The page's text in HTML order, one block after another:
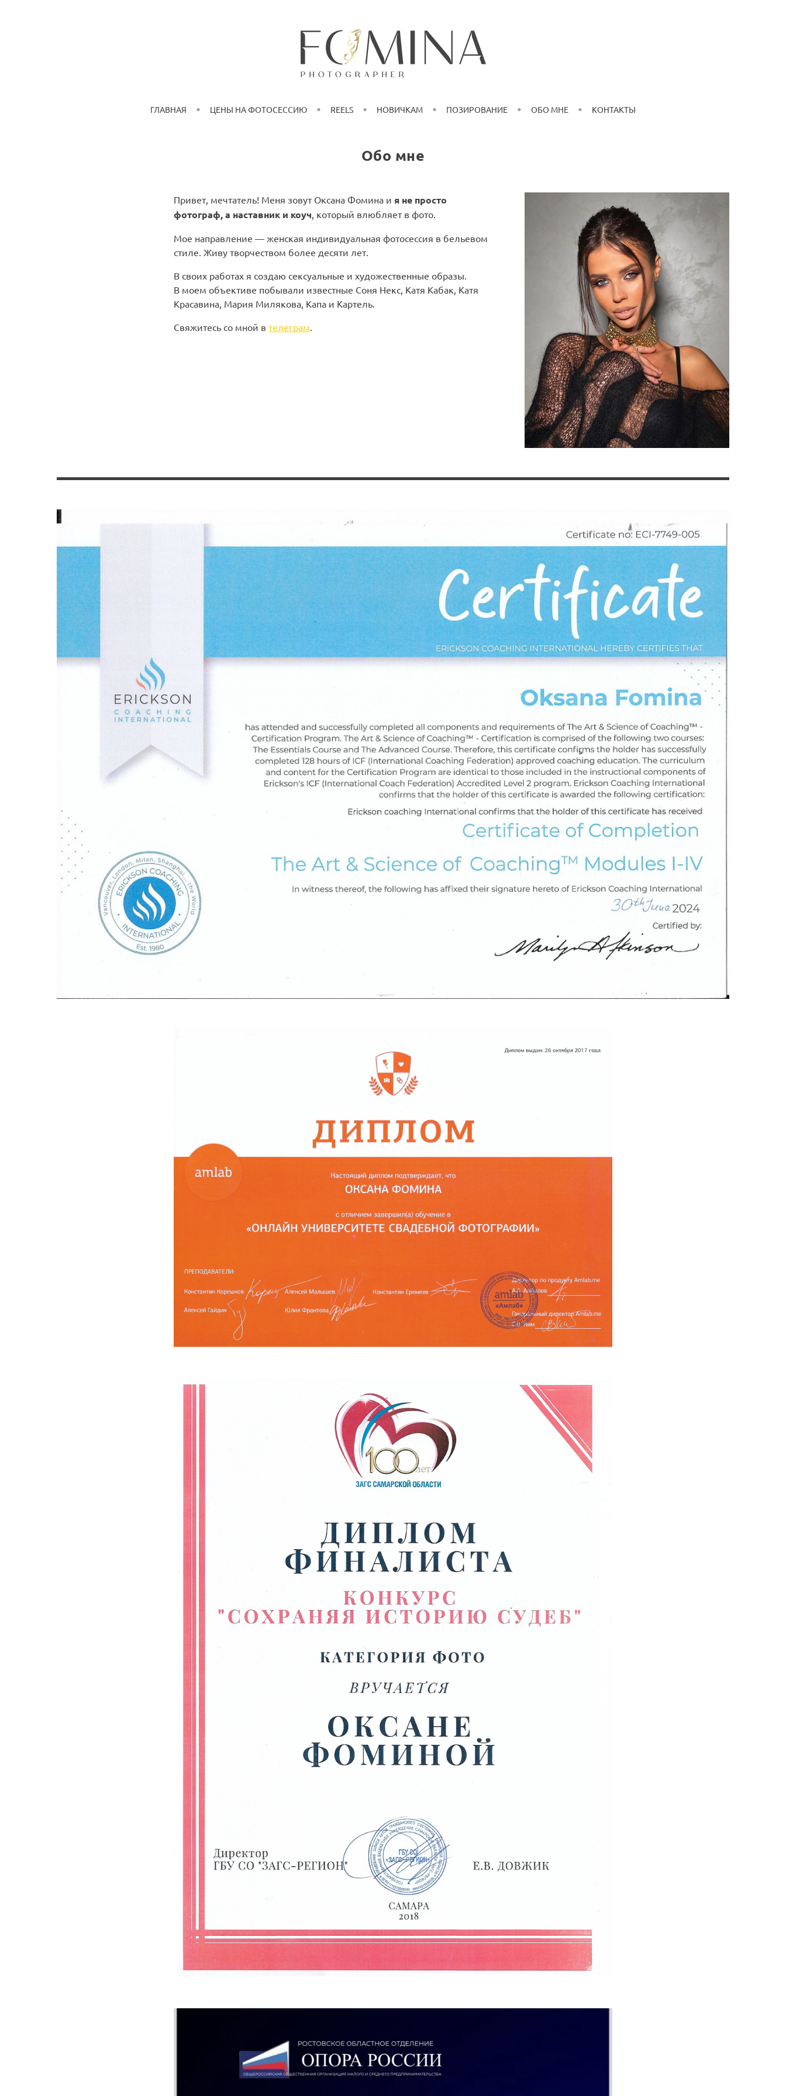
ГЛАВНАЯ ЦЕНЫ НА ФОТОСЕССИЮ REELS НОВИЧКАМ ПОЗИРОВАНИЕ ОБО МНЕ КОНТАКТЫ
Обо мне
Привет, мечтатель! Меня зовут Оксана Фомина и я не просто
фотограф, а наставник и коуч , который влюбляет в фото.
Мое направление — женская индивидуальная фотосессия в бельевом
стиле. Живу творчеством более десяти лет.
В своих работах я создаю сексуальные и художественные образы.
В моем объективе побывали известные Соня Некс, Катя Кабак, Катя
Красавина, Мария Милякова, Капа и Картель.
Свяжитесь со мной в телеграм